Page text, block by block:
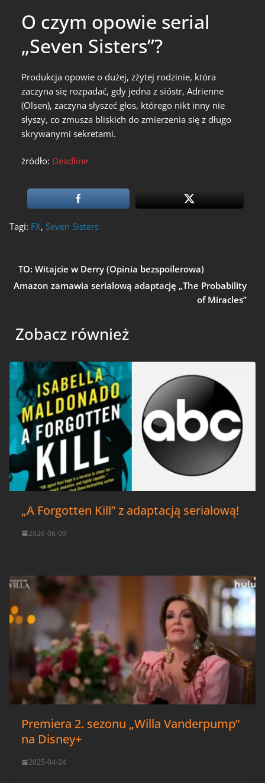
O czym opowie serial
„Seven Sisters”?
Produkcja opowie o dużej, zżytej rodzinie, która
zaczyna się rozpadać, gdy jedna z sióstr, Adrienne
(Olsen), zaczyna słyszeć głos, którego nikt inny nie
słyszy, co zmusza bliskich do zmierzenia się z długo
skrywanymi sekretami.
źródło: Deadline
Tagi: FX, Seven Sisters
TO: Witajcie w Derry (Opinia bezspoilerowa)
Amazon zamawia serialową adaptację „The Probability
of Miracles”
Zobacz również
„A Forgotten Kill” z adaptacją serialową!
2026-06-09
Premiera 2. sezonu „Willa Vanderpump”
na Disney+
2025-04-24